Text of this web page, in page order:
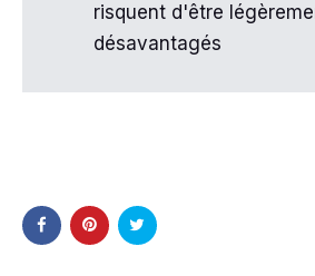
risquent d'être
désavantagés